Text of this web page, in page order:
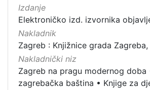
Izdanje
Elektroničko izd. izvornika
Nakladnik
Zagreb : Knjižnice grada Zagreba,
Nakladnički niz
Zagreb na pragu modernog doba
zagrebačka baština • Knjige za